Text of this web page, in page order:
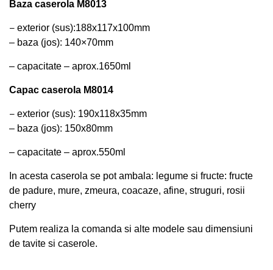
Baza caserola M8013
– exterior (sus):188x117x100mm
– baza (jos): 140×70mm
– capacitate – aprox.1650ml
Capac caserola M8014
– exterior (sus): 190x118x35mm
– baza (jos): 150x80mm
– capacitate – aprox.550ml
In acesta caserola se pot ambala: legume si fructe: fructe
de padure, mure, zmeura, coacaze, afine, struguri, rosii
cherry
Putem realiza la comanda si alte modele sau dimensiuni
de tavite si caserole.